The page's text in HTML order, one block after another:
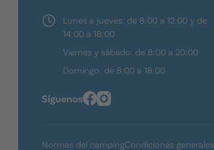
Lunes a jueves: de 8:00 a 12:00 y de
14:00 a 18:00
Viernes y sábado: de 8:00 a 20:00
Domingo: de 8:00 a 18:00
Síguenos
Normas del campingCondiciones generales